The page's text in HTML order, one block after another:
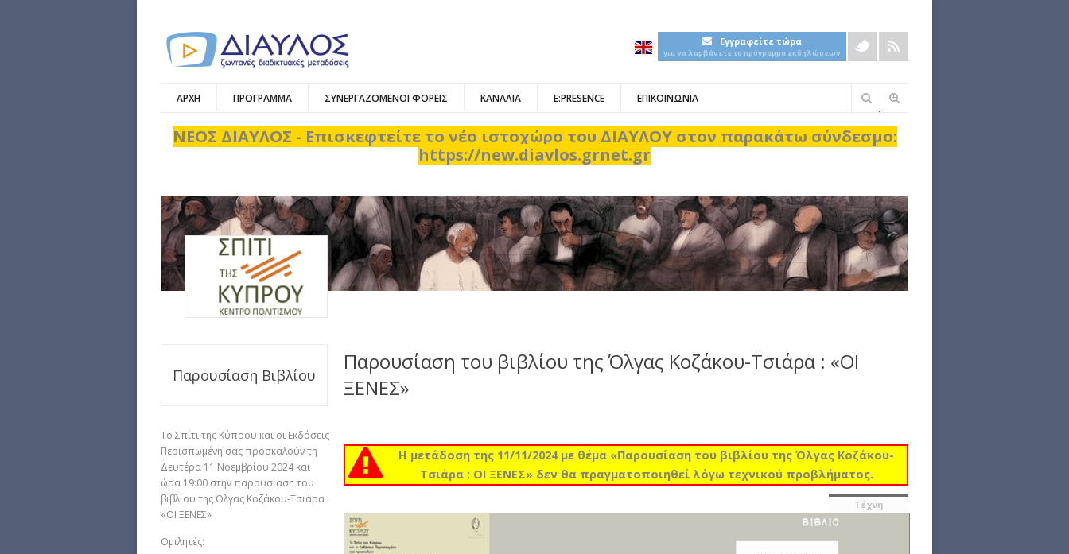
Εγγραφείτε τώρα
για να λαμβάνετε το πρόγραμμα εκδηλώσεων
ΑΡΧΗ ΠΡΟΓΡΑΜΜΑ ΣΥΝΕΡΓΑΖΟΜΕΝΟΙ ΦΟΡΕΙΣ ΚΑΝΑΛΙΑ E:PRESENCE ΕΠΙΚΟΙΝΩΝΙΑ
Φόρμα
αναζήτησης
ΝΕΟΣ ΔΙΑΥΛΟΣ - Επισκεφτείτε το νέο ιστοχώρο του ΔΙΑΥΛΟΥ στον παρακάτω σύνδεσμο:
https://new.diavlos.grnet.gr
Παρουσίαση του βιβλίου της Όλγας Κοζάκου-Τσιάρα : «ΟΙ
ΞΕΝΕΣ»
Παρουσίαση Βιβλίου
Το Σπίτι της Κύπρου και οι Εκδόσεις
Περισπωμένη σας προσκαλούν τη
Δευτέρα 11 Νοεμβρίου 2024 και
ώρα 19:00 στην παρουσίαση του
βιβλίου της Όλγας Κοζάκου-Τσιάρα :
«ΟΙ ΞΕΝΕΣ»
Ομιλητές:
Η μετάδοση της 11/11/2024 με θέμα «Παρουσίαση του βιβλίου της Όλγας Κοζάκου-
Τσιάρα : ΟΙ ΞΕΝΕΣ» δεν θα πραγματοποιηθεί λόγω τεχνικού προβλήματος.
Τέχνη